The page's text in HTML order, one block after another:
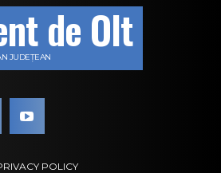
de Olt
JUDEȚEAN
POLICY